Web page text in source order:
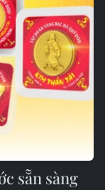
sẵn sàng